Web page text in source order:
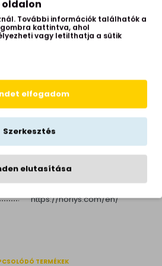
1 izzós
kültér
igen
3000 Kelvin
934 lumen
50.000 óra
230 Volt
2 év
https://norlys.com/en/
TERMÉKEK
oldalon
További információk találhatók a
kattintva, ahol
vagy letilthatja a sütik
elfogadom
Szerkesztés
elutasítása